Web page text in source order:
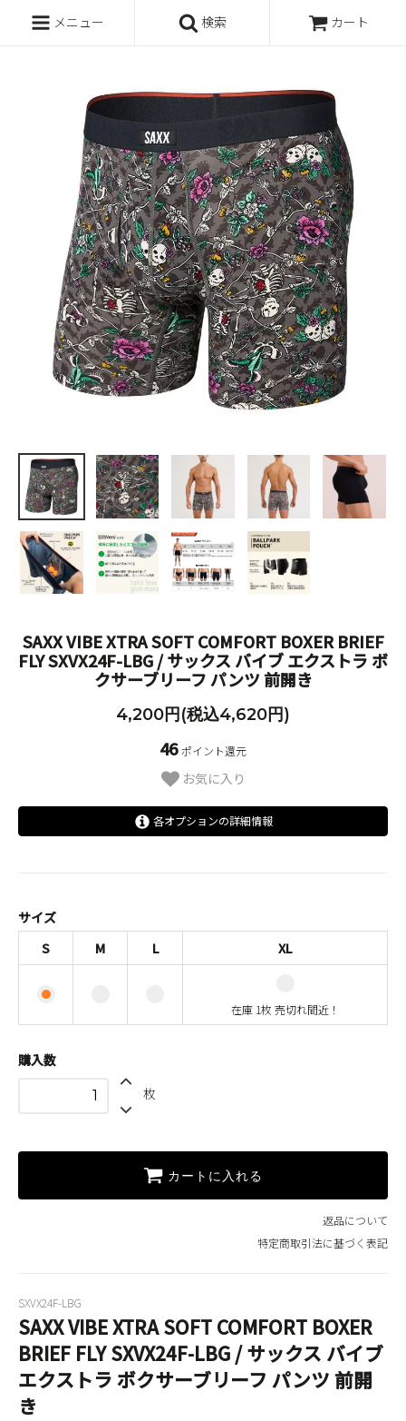
メニュー 検索 カート
SAXX VIBE XTRA SOFT COMFORT BOXER BRIEF
FLY SXVX24F-LBG / サックス バイブ エクストラ ボ
クサーブリーフ パンツ 前開き
4,200円(税込4,620円)
46ポイント還元
お気に入り
各オプションの詳細情報
在庫 1枚 売切れ間近！
サイズ
S
M L XL
在庫 1枚 売切れ間近！
購入数
枚
カートに入れる
返品について
特定商取引法に基づく表記
SXVX24F-LBG
SAXX VIBE XTRA SOFT COMFORT BOXER
BRIEF FLY SXVX24F-LBG / サックス バイブ
エクストラ ボクサーブリーフ パンツ 前開
き